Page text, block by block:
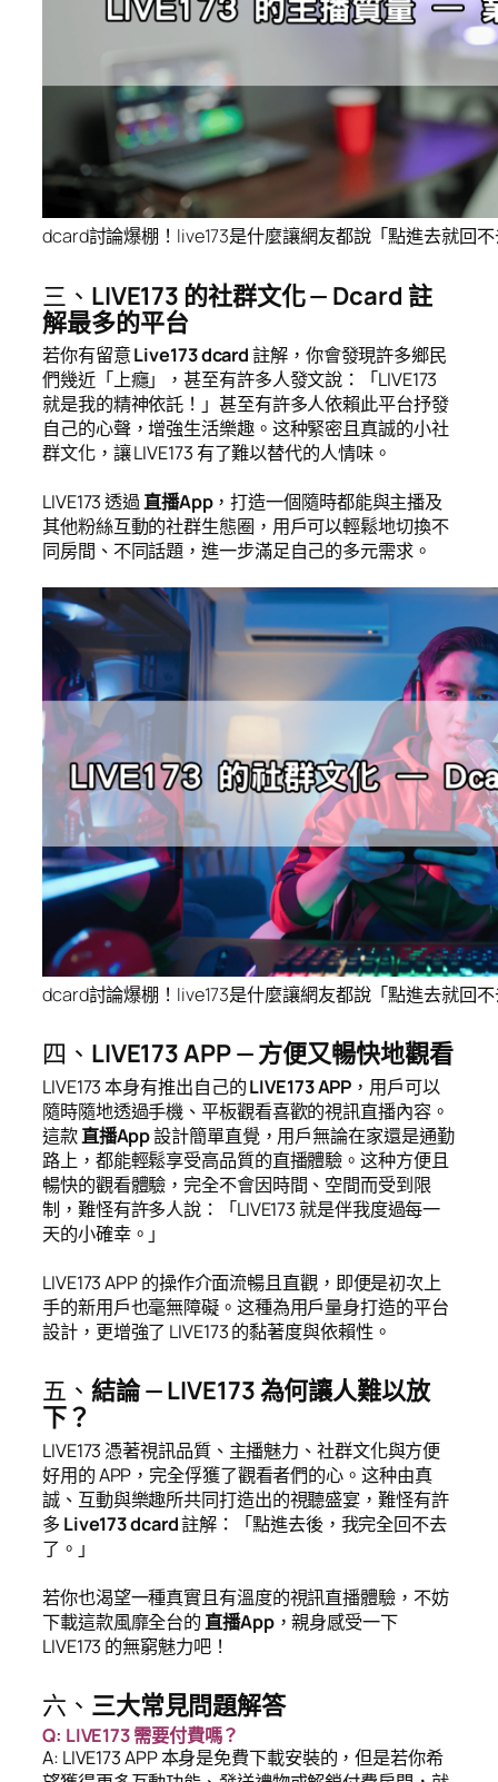
dcard討論爆棚！live173是什麼讓網友都說「點進去就回
三、 LIVE173 的社群文化 — Dcard 註
解最多的平台
若你有留意Live173 dcard註解，你會發現許多鄉民
們幾近「上癮」，甚至有許多人發文說：「LIVE173
就是我的精神依託！」甚至有許多人依賴此平台抒發
自己的心聲，增強生活樂趣。这种緊密且真誠的小社
群文化，讓 LIVE173 有了難以替代的人情味。
LIVE173 透過直播App，打造一個隨時都能與主播及
其他粉絲互動的社群生態圈，用戶可以輕鬆地切換不
同房間、不同話題，進一步滿足自己的多元需求。
dcard討論爆棚！live173是什麼讓網友都說「點進去就回
四、 LIVE173 APP — 方便又暢快地觀看
LIVE173 本身有推出自己的LIVE173 APP ，用戶可以
隨時隨地透過手機、平板觀看喜歡的視訊直播內容。
這款直播App設計簡單直覺，用戶無論在家還是通勤
路上，都能輕鬆享受高品質的直播體驗。这种方便且
暢快的觀看體驗，完全不會因時間、空間而受到限
制，難怪有許多人說：「LIVE173 就是伴我度過每一
天的小確幸。」
LIVE173 APP 的操作介面流暢且直觀，即便是初次上
手的新用戶也毫無障礙。这種為用戶量身打造的平台
設計，更增強了 LIVE173 的黏著度與依賴性。
五、 結論 — LIVE173 為何讓人難以放
下？
LIVE173 憑著視訊品質、主播魅力、社群文化與方便
好用的 APP，完全俘獲了觀看者們的心。这种由真
誠、互動與樂趣所共同打造出的視聽盛宴，難怪有許
多 Live173 dcard註解：「點進去後，我完全回不去
了。」
若你也渴望一種真實且有溫度的視訊直播體驗，不妨
下載這款風靡全台的直播App，親身感受一下
LIVE173 的無窮魅力吧！
六、 三大常見問題解答
Q: LIVE173 需要付費嗎？
A: LIVE173 APP 本身是免費下載安裝的，但是若你希